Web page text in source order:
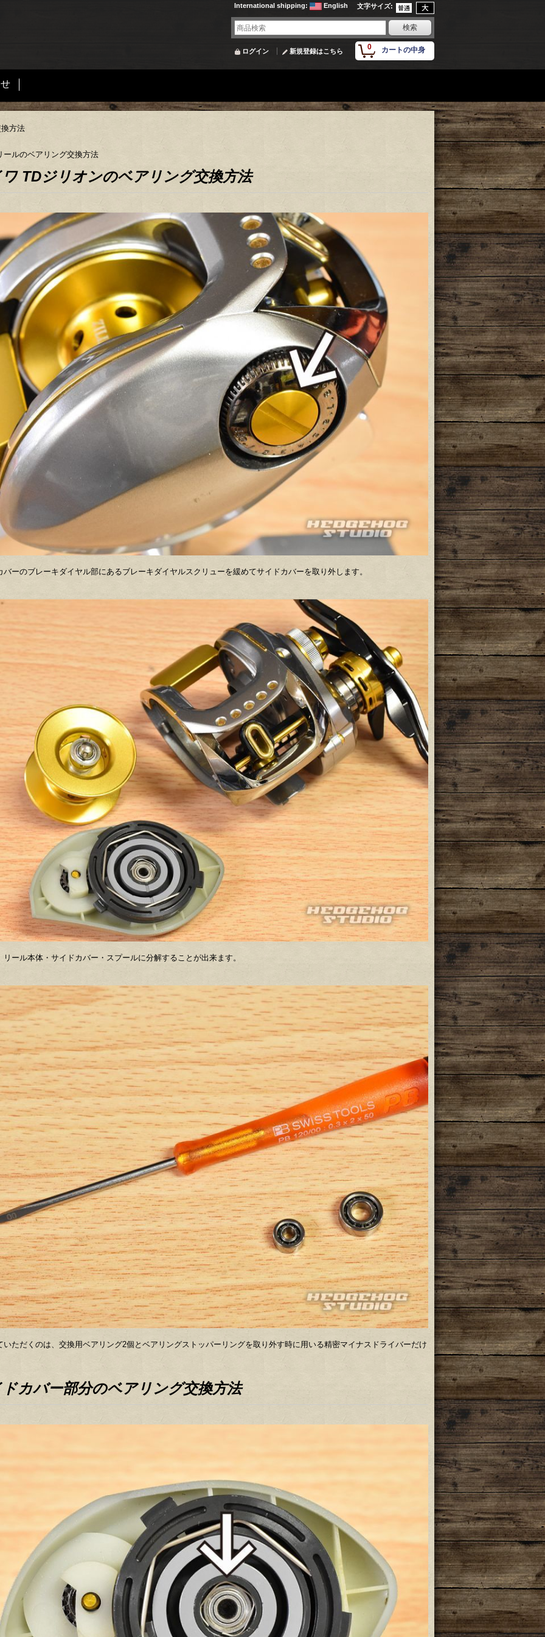
文字サイズ:
International shipping: English
0 カートの中身
ログイン 新規登録はこちら
方法
ールのベアリング交換方法
TDジリオンのベアリング交換方法
バーのブレーキダイヤル部にあるブレーキダイヤルスクリューを緩めてサイドカバーを取り外します。
リール本体・サイドカバー・スプールに分解することが出来ます。
いただくのは、交換用ベアリング2個とベアリングストッパーリングを取り外す時に用いる精密マイナスドライバーだけ
カバー部分のベアリング交換方法